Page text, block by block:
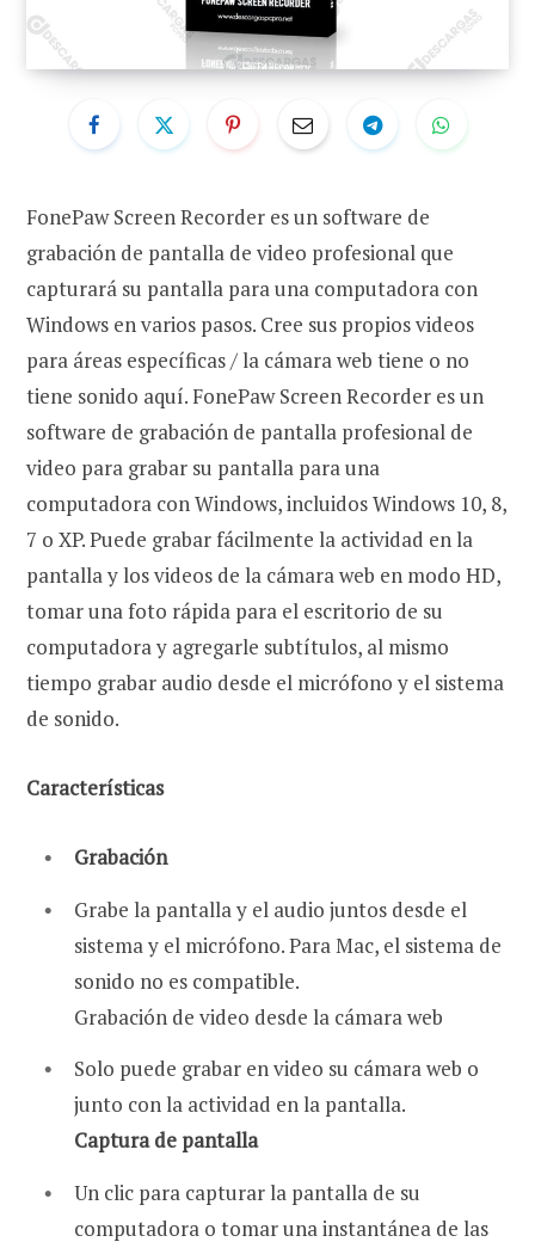
FonePaw Screen Recorder es un software de
grabación de pantalla de video profesional que
capturará su pantalla para una computadora con
Windows en varios pasos. Cree sus propios videos
para áreas específicas / la cámara web tiene o no
tiene sonido aquí. FonePaw Screen Recorder es un
software de grabación de pantalla profesional de
video para grabar su pantalla para una
computadora con Windows, incluidos Windows 10, 8,
7 o XP. Puede grabar fácilmente la actividad en la
pantalla y los videos de la cámara web en modo HD,
tomar una foto rápida para el escritorio de su
computadora y agregarle subtítulos, al mismo
tiempo grabar audio desde el micrófono y el sistema
de sonido.
Características
Grabación
Grabe la pantalla y el audio juntos desde el
sistema y el micrófono. Para Mac, el sistema de
sonido no es compatible.
Grabación de video desde la cámara web
Solo puede grabar en video su cámara web o
junto con la actividad en la pantalla.
Captura de pantalla
Un clic para capturar la pantalla de su
computadora o tomar una instantánea de las